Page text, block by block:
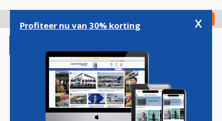
gaan
Check in
Magazine Podcasts Vacatures
Profiteer nu van 30% korting x